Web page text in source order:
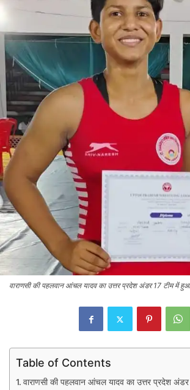
वाराणसी की पहलवान आंचल यादव का उत्तर प्रदेश अंडर 17 टीम में
Table of Contents
वाराणसी की पहलवान आंचल यादव का उत्तर प्रदेश